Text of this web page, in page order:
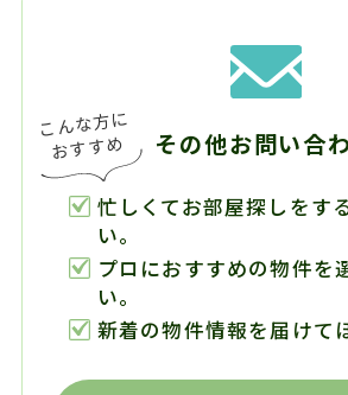
その他お問い合
忙しくてお部屋探しをす
い。
プロにおすすめの物件を
い。
新着の物件情報を届けて